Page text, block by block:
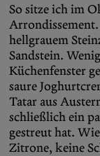
So sitze ich im
hellgrauem
Sandstein.
Küchenfenster
saure
Tatar aus
schließlich ein
gestreut hat.
Zitrone, keine